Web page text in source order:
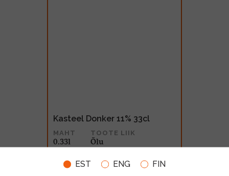
EST ENG FIN
Kasteel Donker 11% 33cl
MAHT
0.33l
TOOTE LIIK
Õlu
4.25€